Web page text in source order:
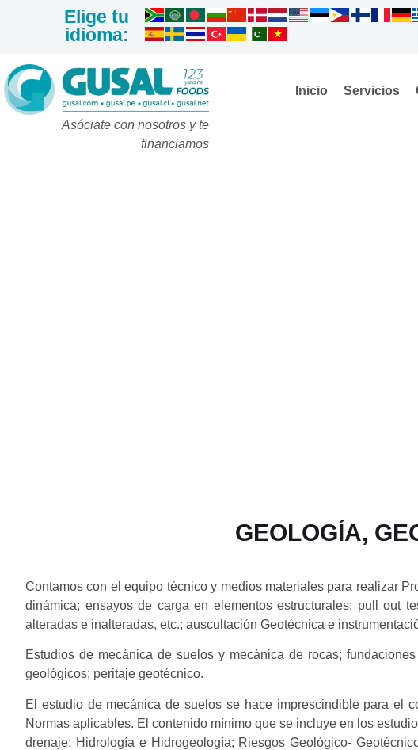
Elige tu
idioma:
Asóciate con nosotros y te
financiamos
Inicio Servicios
GEOLOGÍA,
Contamos con el equipo técnico y medios materiales para realizar
dinámica; ensayos de carga en elementos estructurales; pull out
alteradas e inalteradas, etc.; auscultación Geotécnica e
Estudios de mecánica de suelos y mecánica de rocas;
geológicos; peritaje geotécnico.
El estudio de mecánica de suelos se hace imprescindible para el
Normas aplicables. El contenido mínimo que se incluye en los
drenaje; Hidrología e Hidrogeología; Riesgos Geológico-